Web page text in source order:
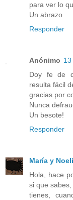
para ver lo
Un abrazo
Responder
Anónimo
Doy fe de
resulta fácil
gracias por
Nunca
Un besote!
Responder
María y
Hola, hace
si que
tienes,